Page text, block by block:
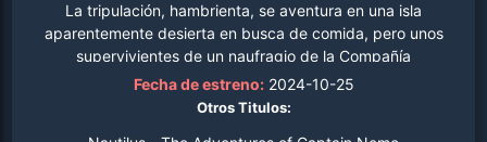
La tripulación, hambrienta, se aventura en una isla
aparentemente desierta en busca de comida, pero unos
supervivientes de un naufragio de la Compañía
secuestran a Blaster..
Fecha de estreno:2024-10-25
Otros Titulos: